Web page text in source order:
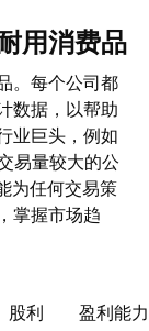
用消费品
。每个公司都
数据，以帮助
业巨头，例如
易量较大的公
为任何交易策
掌握市场趋
股利 盈利能力